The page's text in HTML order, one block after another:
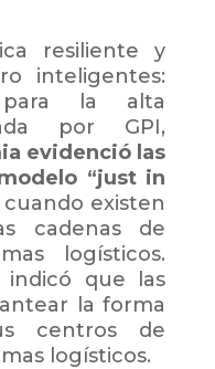
resiliente y
inteligentes:
para la alta
por GPI,
evidenció las
“just in
existen
cadenas de
logísticos.
indicó que las
la forma
centros de
logísticos.